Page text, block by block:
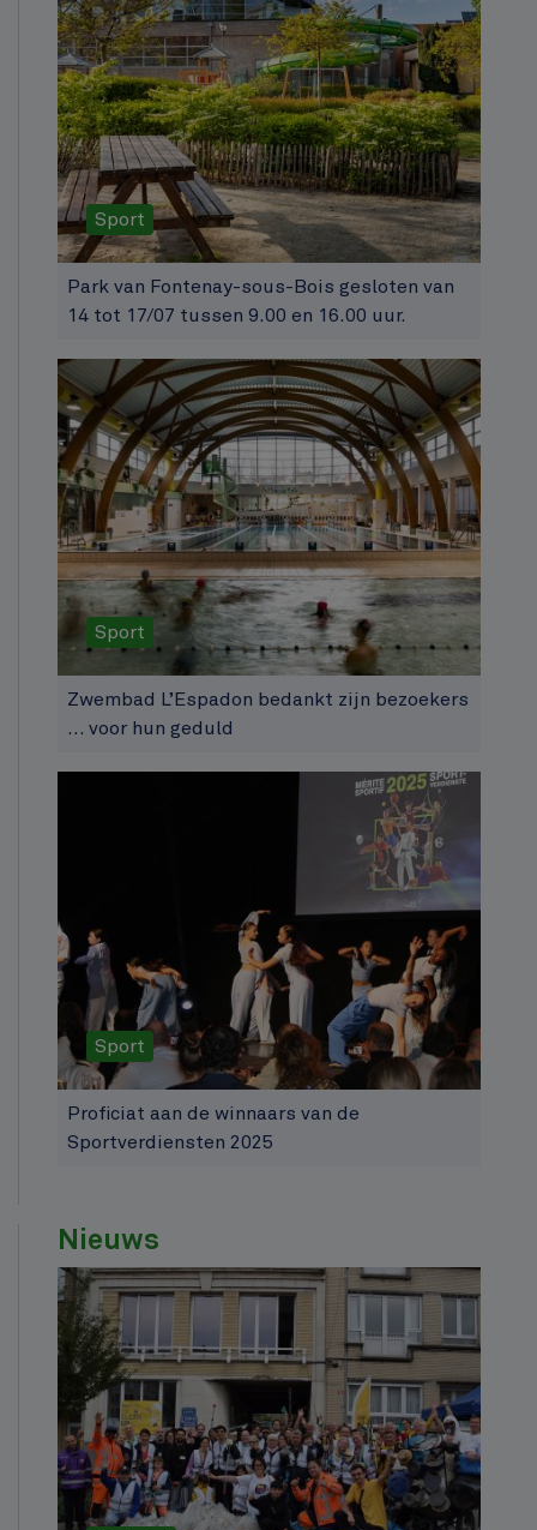
Sport
Park van Fontenay-sous-Bois gesloten van
14 tot 17/07 tussen 9.00 en 16.00 uur.
Sport
Zwembad L’Espadon bedankt zijn bezoekers
… voor hun geduld
Sport
Proficiat aan de winnaars van de
Sportverdiensten 2025
Nieuws